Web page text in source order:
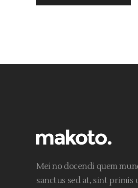
Mei no docendi quem
sanctus sed at, sint primis